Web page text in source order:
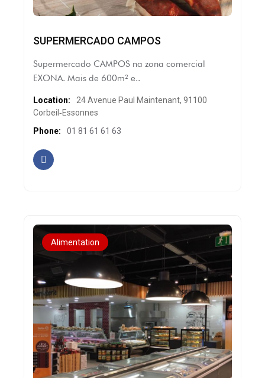
SUPERMERCADO CAMPOS
Supermercado CAMPOS na zona comercial
EXONA. Mais de 600m² e..
Location:
24 Avenue Paul Maintenant, 91100
Corbeil‑Essonnes
Phone:
01 81 61 61 63
Alimentation